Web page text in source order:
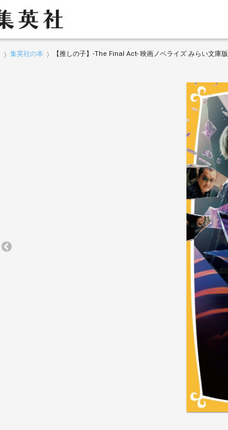
集英社の本 【推しの子】-The Final Act- 映画ノベライズ みらい文庫版